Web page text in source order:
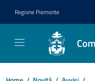
Regione Piemonte